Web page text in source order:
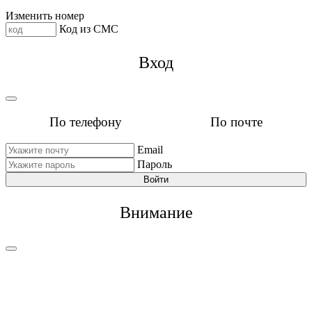
Изменить номер
Код из СМС
Вход
По телефону По почте
Email
Пароль
Войти
Внимание